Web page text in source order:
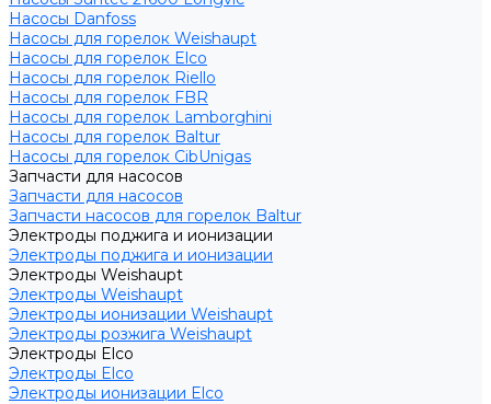
Насосы Danfoss
Насосы для горелок Weishaupt
Насосы для горелок Elco
Насосы для горелок Riello
Насосы для горелок FBR
Насосы для горелок Lamborghini
Насосы для горелок Baltur
Насосы для горелок CibUnigas
Запчасти для насосов
Запчасти для насосов
Запчасти насосов для горелок Baltur
Электроды поджига и ионизации
Электроды поджига и ионизации
Электроды Weishaupt
Электроды Weishaupt
Электроды ионизации Weishaupt
Электроды розжига Weishaupt
Электроды Elco
Электроды Elco
Электроды ионизации Elco